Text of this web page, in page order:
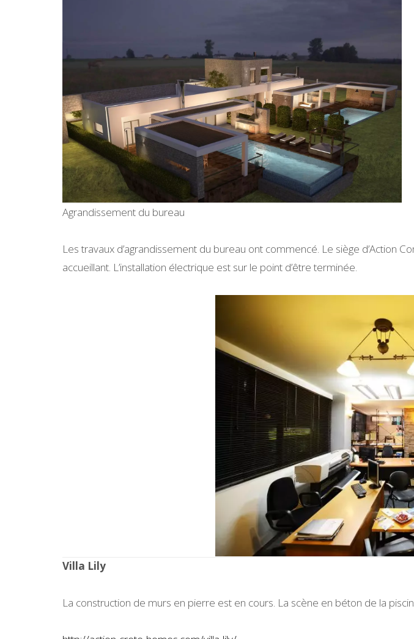
Agrandissement du bureau
Les travaux d’agrandissement du bureau ont commencé. Le siège
accueillant. L’installation électrique est sur le point d’être terminée.
Villa Lily
La construction de murs en pierre est en cours. La scène en béton de la